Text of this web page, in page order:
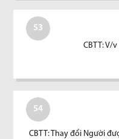
53
CBTT: V/
54
CBTT: Thay đổi Người